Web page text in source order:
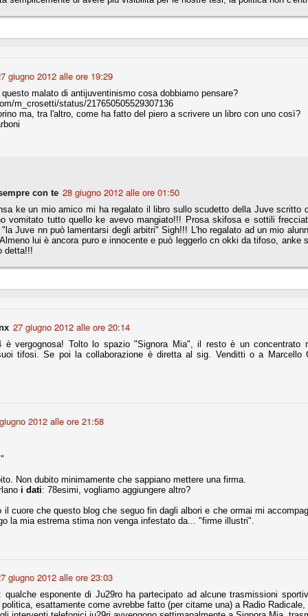
giugno 2012 alle ore 19:29
malato di antijuventinismo cosa dobbiamo pensare?
m_crosetti/status/217650505529307136
ma, tra l'altro, come ha fatto del piero a scrivere un libro con uno così?
con te 28 giugno 2012 alle ore 01:50
ke un mio amico mi ha regalato il libro sullo scudetto della Juve scritto
vomitato tutto quello ke avevo mangiato!!! Prosa skifosa e sottili
Juve nn può lamentarsi degli arbitri" Sigh!!! L'ho regalato ad un mio
lui è ancora puro e innocente e può leggerlo cn okki da tifoso, anke
detta!!!
27 giugno 2012 alle ore 20:14
è vergognosa! Tolto lo spazio "Signora Mia", il resto è un concentrato
tifosi. Se poi la collaborazione è diretta al sig. Venditti o a Marcello
2012 alle ore 21:58
Non dubito minimamente che sappiano mettere una firma.
i dati: 78esimi, vogliamo aggiungere altro?
il cuore che questo blog che seguo fin dagli albori e che ormai mi
la mia estrema stima non venga infestato da... "firme illustri".
giugno 2012 alle ore 23:03
qualche esponente di Ju29ro ha partecipato ad alcune trasmissioni
esattamente come avrebbe fatto (per citarne una) a Radio
uno fra i maggiori talenti del calcio italiano della sua generazione,
bravo nell'anticipo, bravo in marcatura, bravo nello scegliere il tempo
Juventus era fare mercato e farlo subito, anche al fine di
annunciate di Tevez e Pirlo, svecchiando al contempo una rosa
di Rugani, Dybala e Zaza, il gentleman agreement con il
sono tutte mosse che puntano a ringiovanire la rosa affidandosi a
per la Juventus l'epoca degli accordi di compartecipazione
la data finale, data nella quale quella forma contrattuale (con
accordo) dovrà scomparire dal calcio italiano.
gli accordi di compartecipazione ancora in essere.
del Sassuolo, così come Berardi (ora al 100%). Se uno dei due
atto di quanto costerà. Di certo, quei due giocatori, insieme a
parecchio. Non sul piano sportivo, ma su quello finanziario. E non
Marotta del quale una parte della tifoseria juventina sembra non
Comproprietà - Capitolo finale
definitivamente la pratica delle comproprietà. Per
le società, la FIGC aveva dato inizialmente un anno di tempo,
orgogliosi di un gruppo (società, dirigenti, staff tecnico, squadra)
di gioco, interpreti, mentalità in campo... riproponendosi sempre e
15:
ai rigori).